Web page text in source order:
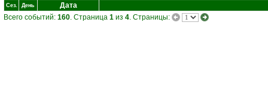
Сез. День
Дата
Всего событий: 160. Страница 1 из 4. Страницы: